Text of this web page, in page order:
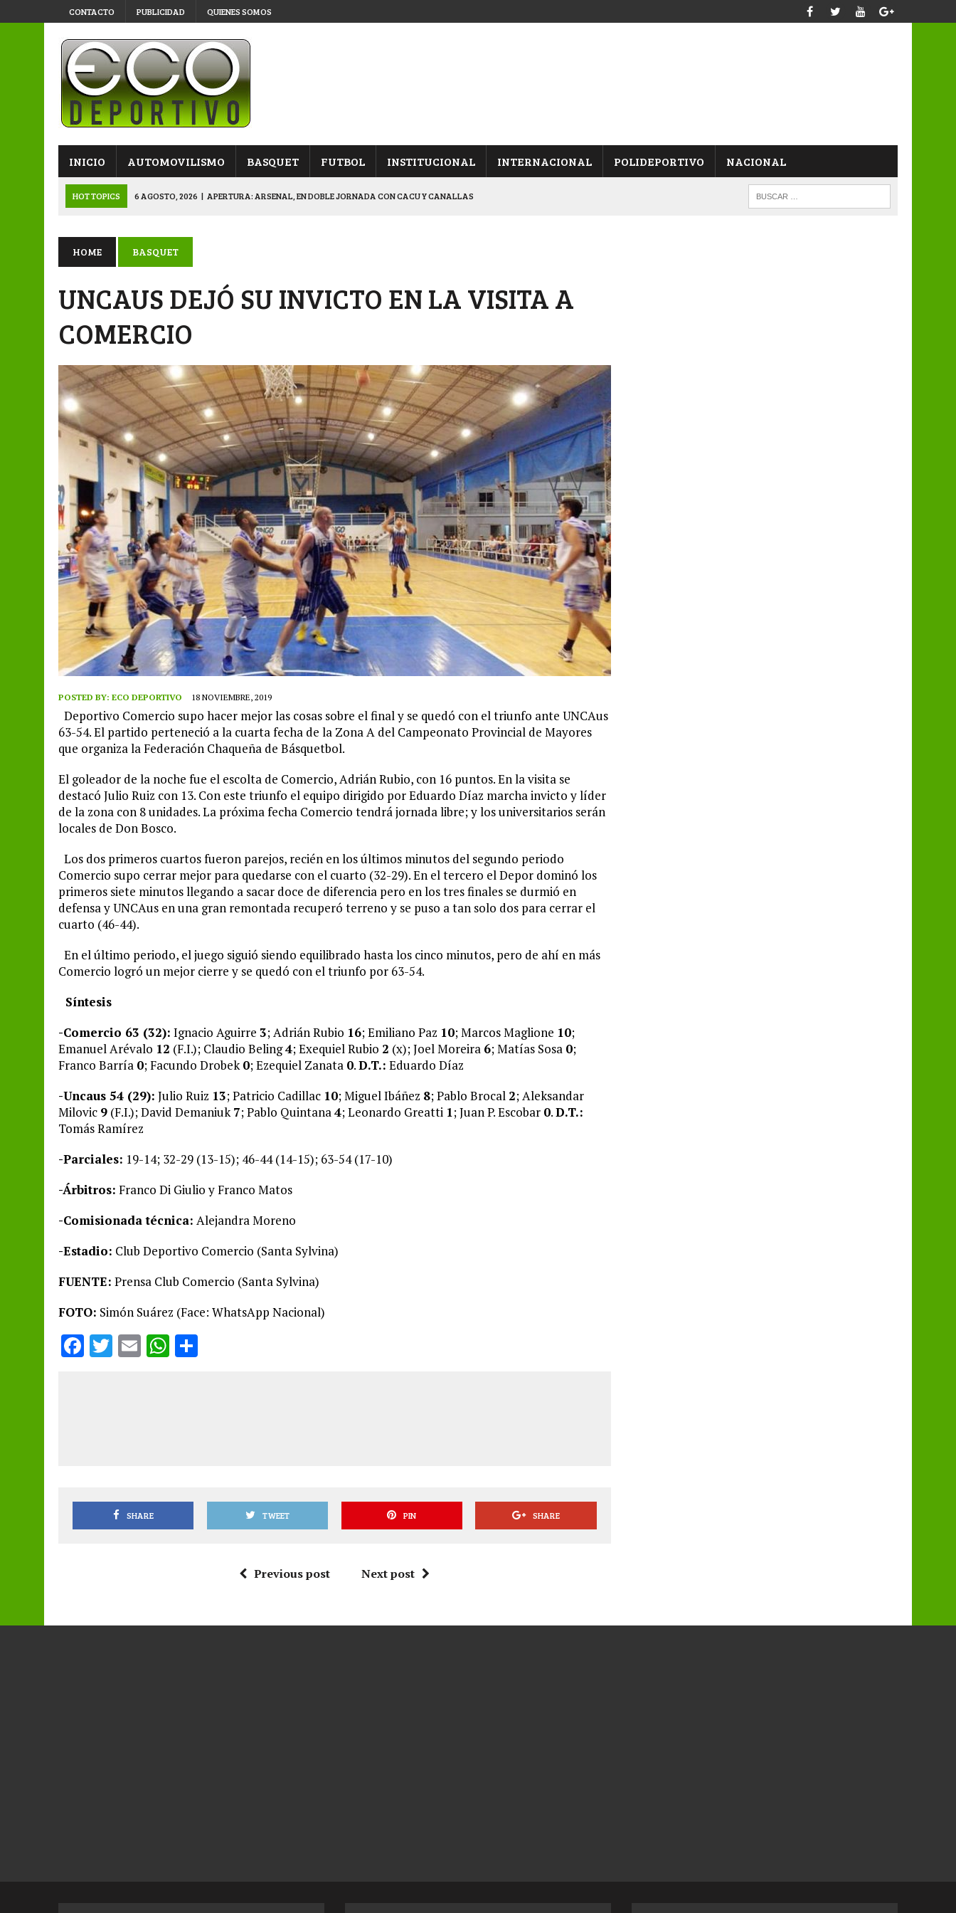
CONTACTO PUBLICIDAD QUIENES SOMOS
INICIO AUTOMOVILISMO BASQUET FUTBOL INSTITUCIONAL INTERNACIONAL POLIDEPORTIVO NACIONAL
HOT TOPICS 6 AGOSTO, 2026 | APERTURA: ARSENAL, EN DOBLE JORNADA CON CACU Y CANALLAS
6 AGOSTO, 2026 | APERTURA: BELGRANO DERROTÓ A NAPENAY Y ES SEMIFINALISTA
7 AGOSTO, 2026 APERTURA “B”: CACU Y CANALLAS AVANZARON FRENTE A ARSENAL
HOME BASQUET
UNCAUS DEJÓ SU INVICTO EN LA VISITA A
COMERCIO
POSTED BY: ECO DEPORTIVO 18 NOVIEMBRE, 2019
Deportivo Comercio supo hacer mejor las cosas sobre el final y se quedó con el triunfo ante UNCAus
63-54. El partido perteneció a la cuarta fecha de la Zona A del Campeonato Provincial de Mayores
que organiza la Federación Chaqueña de Básquetbol.
El goleador de la noche fue el escolta de Comercio, Adrián Rubio, con 16 puntos. En la visita se
destacó Julio Ruiz con 13. Con este triunfo el equipo dirigido por Eduardo Díaz marcha invicto y líder
de la zona con 8 unidades. La próxima fecha Comercio tendrá jornada libre; y los universitarios serán
locales de Don Bosco.
Los dos primeros cuartos fueron parejos, recién en los últimos minutos del segundo periodo
Comercio supo cerrar mejor para quedarse con el cuarto (32-29). En el tercero el Depor dominó los
primeros siete minutos llegando a sacar doce de diferencia pero en los tres finales se durmió en
defensa y UNCAus en una gran remontada recuperó terreno y se puso a tan solo dos para cerrar el
cuarto (46-44).
En el último periodo, el juego siguió siendo equilibrado hasta los cinco minutos, pero de ahí en más
Comercio logró un mejor cierre y se quedó con el triunfo por 63-54.
Síntesis
-Comercio 63 (32): Ignacio Aguirre 3; Adrián Rubio 16; Emiliano Paz 10; Marcos Maglione 10;
Emanuel Arévalo 12 (F.I.); Claudio Beling4; Exequiel Rubio 2 (x); Joel Moreira 6; Matías Sosa 0;
Franco Barría 0; Facundo Drobek0; Ezequiel Zanata 0.D.T.: Eduardo Díaz
-Uncaus 54 (29): Julio Ruiz 13; Patricio Cadillac 10; Miguel Ibáñez 8; Pablo Brocal 2; Aleksandar
Milovic 9 (F.I.); David Demaniuk7; Pablo Quintana4; Leonardo Greatti 1; Juan P. Escobar 0.D.T.:
Tomás Ramírez
-Parciales: 19-14; 32-29 (13-15); 46-44 (14-15); 63-54 (17-10)
-Árbitros: Franco Di Giulio y Franco Matos
-Comisionada técnica: Alejandra Moreno
-Estadio: Club Deportivo Comercio (Santa Sylvina)
FUENTE: Prensa Club Comercio (Santa Sylvina)
FOTO: Simón Suárez (Face: WhatsApp Nacional)
F T E W
SHARE TWEET PIN SHARE
Previous post Next post